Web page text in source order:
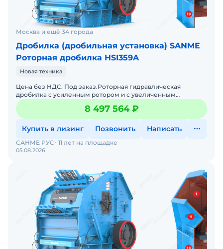
Москва и ещё 34 города
Дробилка (дробильная установка) SANME
Роторная дробилка HSI359A
Новая техника
Цена без НДС. Под заказ.Роторная гидравлическая
дробилка с усиленным ротором и с увеличенным
загрузочным окном питания. На мягких и средних по
плотности материа
8 497 564 ₽
Купить в лизинг Позвонить Написать
05.08.2026
САНМЕ РУС 11 лет на площадке